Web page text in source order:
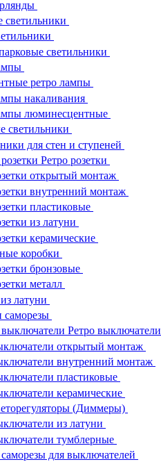
светильники
светильники
ретро лампы
накаливания
люминесцентные
светильники
для стен и ступеней
Ретро розетки
открытый монтаж
внутренний монтаж
пластиковые
из латуни
керамические
коробки
бронзовые
металл
латуни
Ретро выключатели
открытый монтаж
внутренний монтаж
пластиковые
керамические
(Диммеры)
из латуни
тумблерные
для выключателей